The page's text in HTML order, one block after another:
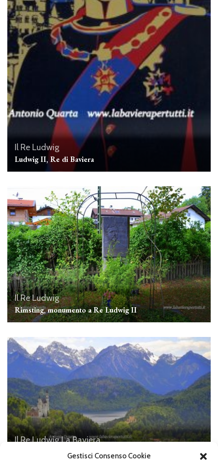
Gestisci Consenso Cookie
Il Re Ludwig
Ludwig II, Re di Baviera
Il Re Ludwig
Rimsting, monumento a Re Ludwig II
Il Re LudwigLa Baviera